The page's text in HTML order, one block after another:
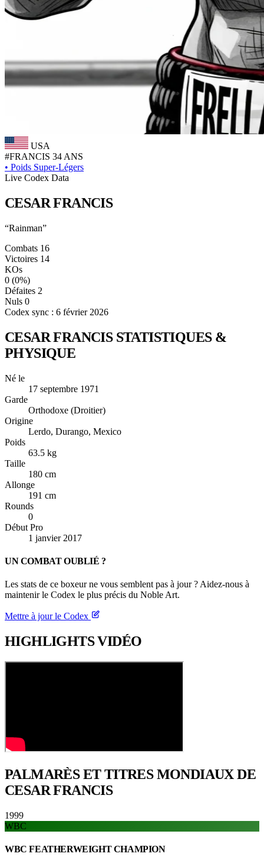
USA
#FRANCIS 34 ANS
• Poids Super-Légers
Live Codex Data
CESARFRANCIS
“Rainman”
Combats 16
Victoires 14
KOs
0 (0%)
Défaites 2
Nuls 0
Codex sync : 6 février 2026
CESAR FRANCIS STATISTIQUES &
PHYSIQUE
Né le
17 septembre 1971
Garde
Orthodoxe (Droitier)
Origine
Lerdo, Durango, Mexico
Poids
63.5 kg
Taille
180 cm
Allonge
191 cm
Rounds
0
Début Pro
1 janvier 2017
UN COMBAT OUBLIÉ ?
Les stats de ce boxeur ne vous semblent pas à jour ? Aidez-nous à
maintenir le Codex le plus précis du Noble Art.
Mettre à jour le Codex
HIGHLIGHTSVIDÉO
PALMARÈS ET TITRESMONDIAUX DE
CESAR FRANCIS
1999
WBC
WBC FEATHERWEIGHT CHAMPION